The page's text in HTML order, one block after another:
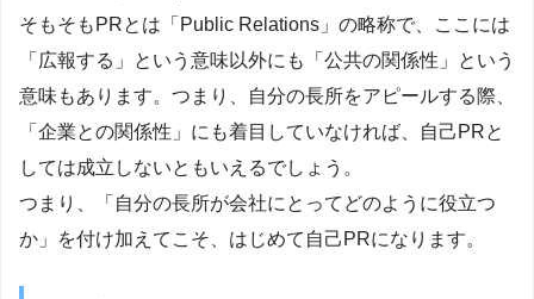
そもそもPRとは「Public Relations」の略称で、ここには
「広報する」という意味以外にも「公共の関係性」という
意味もあります。つまり、自分の長所をアピールする際、
「企業との関係性」にも着目していなければ、自己PRと
しては成立しないともいえるでしょう。
つまり、「自分の長所が会社にとってどのように役立つ
か」を付け加えてこそ、はじめて自己PRになります。